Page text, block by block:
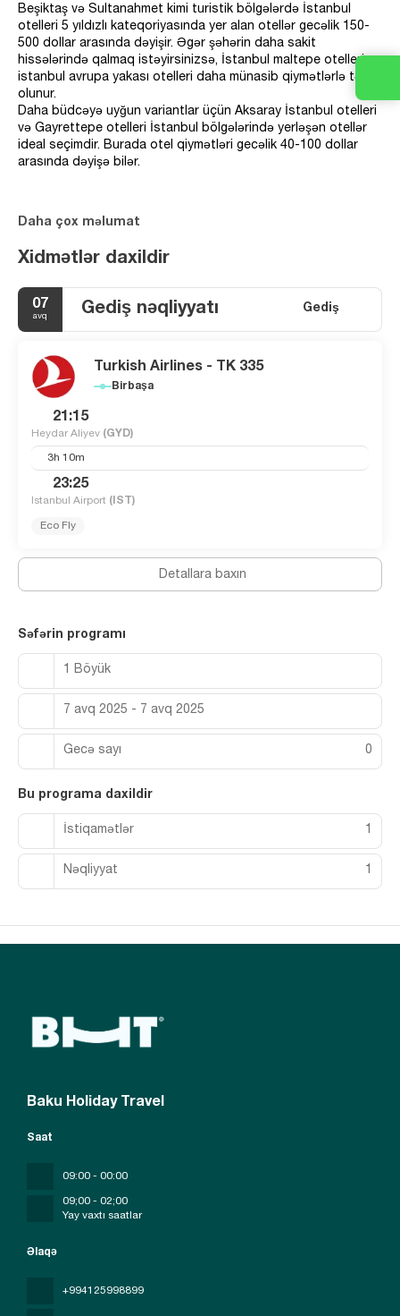
Beşiktaş və Sultanahmet kimi turistik bölgələrdə İstanbul
otelleri 5 yıldızlı kateqoriyasında yer alan otellər gecəlik 150-
500 dollar arasında dəyişir. Əgər şəhərin daha sakit
hissələrində qalmaq istəyirsinizsə, İstanbul maltepe otelleri və
istanbul avrupa yakası otelleri daha münasib qiymətlərlə təklif
olunur.
Daha büdcəyə uyğun variantlar üçün Aksaray İstanbul otelleri
və Gayrettepe otelleri İstanbul bölgələrində yerləşən otellər
ideal seçimdir. Burada otel qiymətləri gecəlik 40-100 dollar
arasında dəyişə bilər.
Daha çox məlumat
Xidmətlər daxildir
07
avq Gediş nəqliyyatı Gediş
Turkish Airlines - TK 335
Birbaşa
21:15
Heydar Aliyev (GYD)
3h 10m
23:25
Istanbul Airport (IST)
Eco Fly
Detallara baxın
Səfərin programı
1 Böyük
7 avq 2025 - 7 avq 2025
Gecə sayı 0
Bu programa daxildir
İstiqamətlər 1
Nəqliyyat 1
Baku Holiday Travel
Əlaqə
+994125998899
Saat
09:00 - 00:00
09;00 - 02;00
Yay vaxtı saatlar